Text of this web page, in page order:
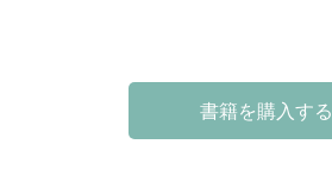
書籍を購入する